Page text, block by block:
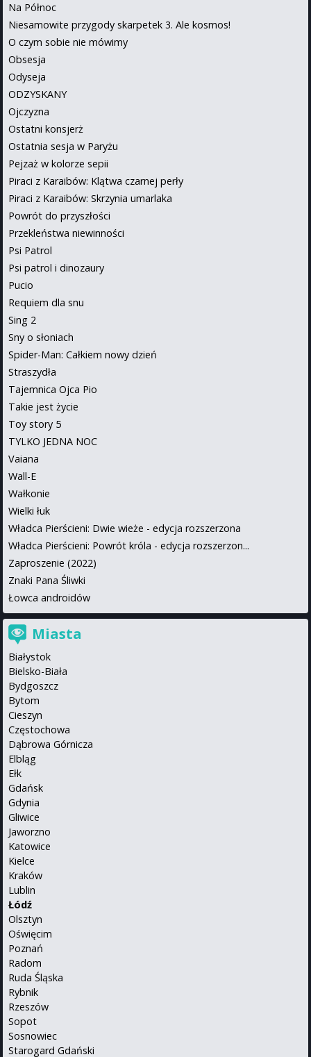
Na Północ
Niesamowite przygody skarpetek 3. Ale kosmos!
O czym sobie nie mówimy
Obsesja
Odyseja
ODZYSKANY
Ojczyzna
Ostatni konsjerż
Ostatnia sesja w Paryżu
Pejzaż w kolorze sepii
Piraci z Karaibów: Klątwa czarnej perły
Piraci z Karaibów: Skrzynia umarlaka
Powrót do przyszłości
Przekleństwa niewinności
Psi Patrol
Psi patrol i dinozaury
Pucio
Requiem dla snu
Sing 2
Sny o słoniach
Spider-Man: Całkiem nowy dzień
Straszydła
Tajemnica Ojca Pio
Takie jest życie
Toy story 5
TYLKO JEDNA NOC
Vaiana
Wall-E
Wałkonie
Wielki łuk
Władca Pierścieni: Dwie wieże - edycja rozszerzona
Władca Pierścieni: Powrót króla - edycja rozszerzon...
Zaproszenie (2022)
Znaki Pana Śliwki
Łowca androidów
Miasta
Białystok
Bielsko-Biała
Bydgoszcz
Bytom
Cieszyn
Częstochowa
Dąbrowa Górnicza
Elbląg
Ełk
Gdańsk
Gdynia
Gliwice
Jaworzno
Katowice
Kielce
Kraków
Lublin
Łódź
Olsztyn
Oświęcim
Poznań
Radom
Ruda Śląska
Rybnik
Rzeszów
Sopot
Sosnowiec
Starogard Gdański